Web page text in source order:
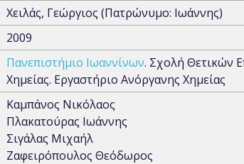
Χειλάς, Γεώργιος (Πατρώνυμο: Ιωάννης)
2009
Πανεπιστήμιο Ιωαννίνων. Σχολή Θετικών
Χημείας. Εργαστήριο Ανόργανης Χημείας
Καμπάνος Νικόλαος
Πλακατούρας Ιωάννης
Σιγάλας Μιχαήλ
Ζαφειρόπουλος Θεόδωρος